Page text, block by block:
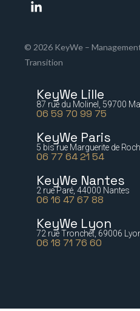
© 2026 KeyWe –
Transition
KeyWe Lille
87 rue du Molinel, 59700
06 59 70 99 75
KeyWe Paris
5 bis rue Marguerite de
06 77 64 21 54
KeyWe Nantes
2 rue Paré, 44000 Nantes
06 16 47 67 88
KeyWe Lyon
72 rue Tronchet, 69006
06 18 71 76 60